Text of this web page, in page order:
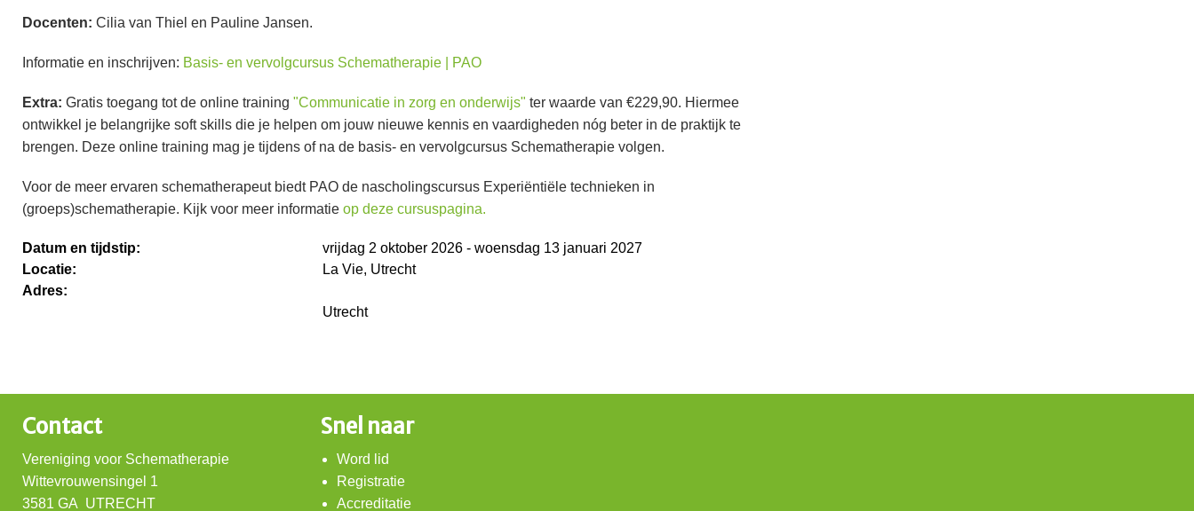
Docenten: Cilia van Thiel en Pauline Jansen.
Informatie en inschrijven: Basis- en vervolgcursus Schematherapie | PAO
Extra: Gratis toegang tot de online training "Communicatie in zorg en onderwijs" ter waarde van €229,90. Hiermee
ontwikkel je belangrijke soft skills die je helpen om jouw nieuwe kennis en vaardigheden nóg beter in de praktijk te
brengen. Deze online training mag je tijdens of na de basis- en vervolgcursus Schematherapie volgen.
Voor de meer ervaren schematherapeut biedt PAO de nascholingscursus Experiëntiële technieken in
(groeps)schematherapie. Kijk voor meer informatie op deze cursuspagina.
Datum en tijdstip:
vrijdag 2 oktober 2026 - woensdag 13 januari 2027
Locatie:
La Vie, Utrecht
Adres:
Utrecht
Contact
Vereniging voor Schematherapie
Wittevrouwensingel 1
3581 GA UTRECHT
Snel naar
Word lid
Registratie
Accreditatie